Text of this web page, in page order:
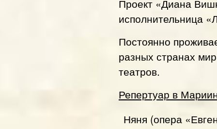
Проект «Диана
исполнительница
Постоянно
разных странах
театров.
Репертуар в
Няня (опера